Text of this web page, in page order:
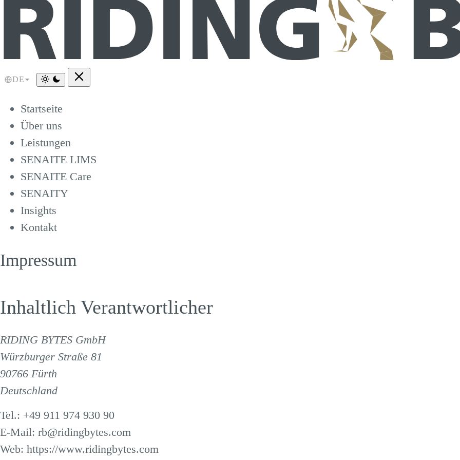
DE
Startseite
Über uns
Leistungen
SENAITE LIMS
SENAITE Care
SENAITY
Insights
Kontakt
Impressum
Inhaltlich Verantwortlicher
RIDING BYTES GmbH
Würzburger Straße 81
90766 Fürth
Deutschland
Tel.: +49 911 974 930 90
E-Mail: rb@ridingbytes.com
Web: https://www.ridingbytes.com